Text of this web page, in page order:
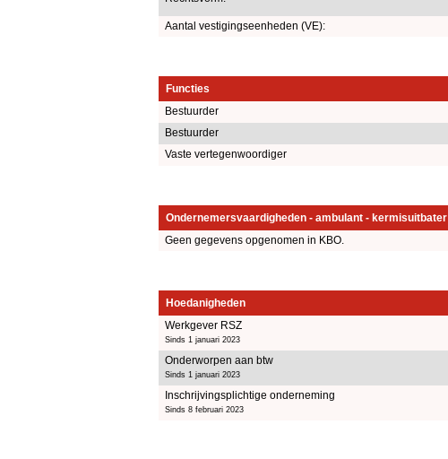
Aantal vestigingseenheden (VE):
Functies
Bestuurder
Bestuurder
Vaste vertegenwoordiger
Ondernemersvaardigheden - ambulant - kermisuitbater
Geen gegevens opgenomen in KBO.
Hoedanigheden
Werkgever RSZ
Sinds 1 januari 2023
Onderworpen aan btw
Sinds 1 januari 2023
Inschrijvingsplichtige onderneming
Sinds 8 februari 2023